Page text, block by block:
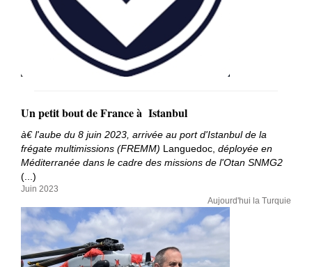
Un petit bout de France à Istanbul
à€l'aube du 8 juin 2023, arrivée au port d'Istanbul de la
frégate multimissions (FREMM) Languedoc, déployée en
Méditerranée dans le cadre des missions de l'Otan SNMG2
(...)
Juin 2023
Aujourd'hui la Turquie